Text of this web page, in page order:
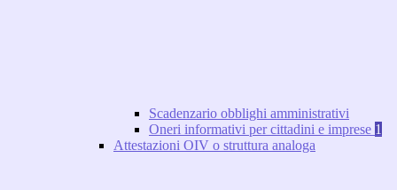
Scadenzario obblighi amministrativi
Oneri informativi per cittadini e imprese 1
Attestazioni OIV o struttura analoga